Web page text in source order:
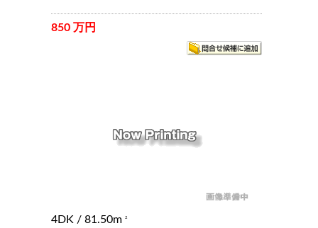
850 万円
4DK / 81.50m 2